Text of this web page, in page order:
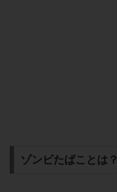
ゾンビたばことは？